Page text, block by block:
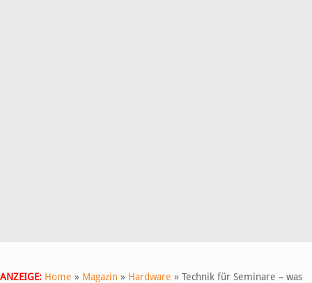
ANZEIGE: Home » Magazin » Hardware » Technik für Seminare – was